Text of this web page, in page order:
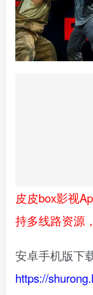
皮皮box影视
持多线路资源
安卓手机版下
https://